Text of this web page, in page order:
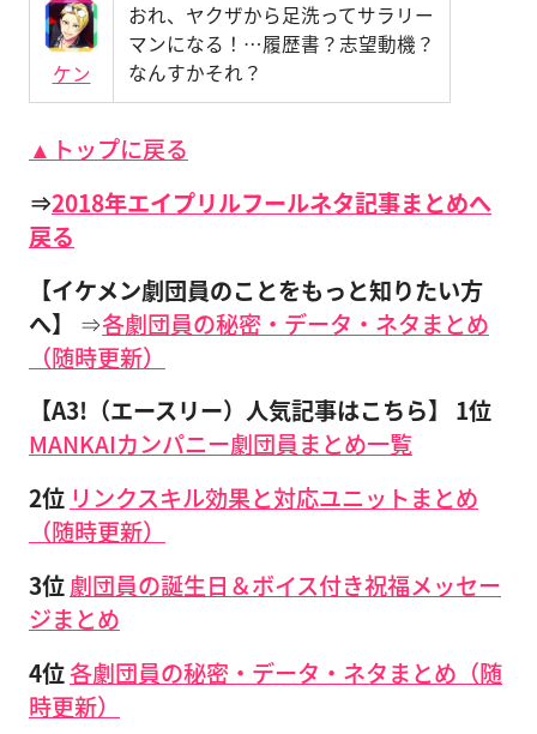
ケン
おれ、ヤクザから足洗ってサラリー
マンになる！…履歴書？志望動機？
なんすかそれ？
▲トップに戻る
⇒2018年エイプリルフールネタ記事まとめへ
戻る
【イケメン劇団員のことをもっと知りたい方
へ】
⇒各劇団員の秘密・データ・ネタまとめ
（随時更新）
【A3!（エースリー）人気記事はこちら】
1位
MANKAIカンパニー劇団員まとめ一覧
2位 リンクスキル効果と対応ユニットまとめ
（随時更新）
3位劇団員の誕生日＆ボイス付き祝福メッセー
ジまとめ
4位各劇団員の秘密・データ・ネタまとめ（随
時更新）